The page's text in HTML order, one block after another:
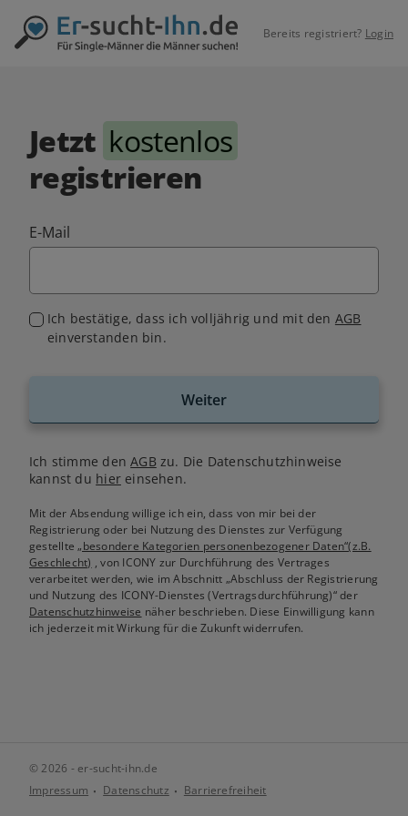
Bereits registriert? Login
Jetzt kostenlos
registrieren
E-Mail
Ich bestätige, dass ich volljährig und mit den AGB
einverstanden bin.
Weiter
Ich stimme denAGB zu. Die Datenschutzhinweise
kannst du hiereinsehen.
Mit der Absendung willige ich ein, dass von mir bei der
Registrierung oder bei Nutzung des Dienstes zur Verfügung
gestellte„besondere Kategorien personenbezogener Daten“(z.B.
Geschlecht) , von ICONY zur Durchführung des Vertrages
verarbeitet werden, wie im Abschnitt „Abschluss der Registrierung
und Nutzung des ICONY-Dienstes (Vertragsdurchführung)“ der
Datenschutzhinweise näher beschrieben. Diese Einwilligung kann
ich jederzeit mit Wirkung für die Zukunft widerrufen.
© 2026 - er-sucht-ihn.de
Impressum
Datenschutz Barrierefreiheit